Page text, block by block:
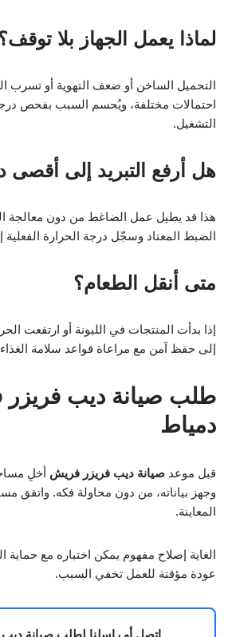
لماذا يعمل الجهاز بلا
التحميل الساخن أو ضعف التهوية أو تسرب
احتمالات مختلفة، ويُحسم السبب بفحص
التشغيل.
هل أرفع التبريد إلى أقصى
هذا قد يطيل عمل الضاغط من دون معالجة
الضبط المعتاد وسجّل درجة الحرارة الفعلية
متى أنقل الطعام؟
إذا بدأت المنتجات في الليونة أو ارتفعت
إلى حفظ آمن مع مراعاة قواعد سلامة
طلب صيانة ديب
دمياط
قبل موعد صيانة ديب فريزر فريش أخلِ
وجهز بياناته، من دون محاولة فكه. واتفق
المعاينة.
الغاية إصلاح مفهوم يمكن اختباره مع حماية
عودة مؤقتة للعمل تخفي السبب.
اتصل أو راسلنا لطلب صيانة